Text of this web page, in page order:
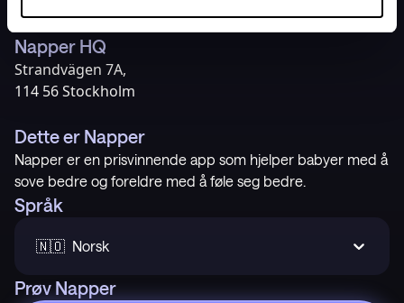
Napper HQ
Strandvägen 7A,
114 56 Stockholm
Dette er Napper
Napper er en prisvinnende app som hjelper babyer med å
sove bedre og foreldre med å føle seg bedre.
Språk
🇳🇴  Norsk
Prøv Napper